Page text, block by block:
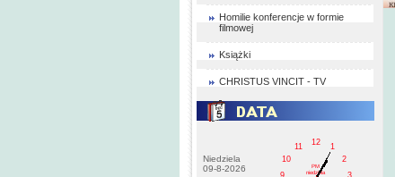
Homilie konferencje w formie
filmowej
Książki
CHRISTUS VINCIT - TV
Niedziela
09-8-2026
1
2
10
11
12
PM
niedziela